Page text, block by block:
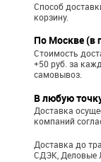
Способ
корзину.
По Москве (в
Стоимость
+50 руб. за
самовывоз.
В любую
Доставка
компаний
Доставка до
СДЭК, Деловые